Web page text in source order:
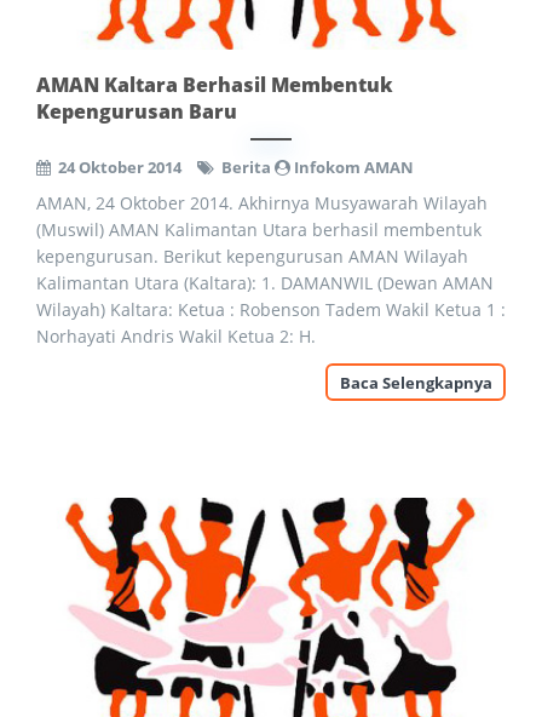
AMAN Kaltara Berhasil Membentuk
Kepengurusan Baru
24 Oktober 2014 Berita Infokom AMAN
AMAN, 24 Oktober 2014. Akhirnya Musyawarah Wilayah
(Muswil) AMAN Kalimantan Utara berhasil membentuk
kepengurusan. Berikut kepengurusan AMAN Wilayah
Kalimantan Utara (Kaltara): 1. DAMANWIL (Dewan AMAN
Wilayah) Kaltara: Ketua : Robenson Tadem Wakil Ketua 1 :
Norhayati Andris Wakil Ketua 2: H.
Baca Selengkapnya